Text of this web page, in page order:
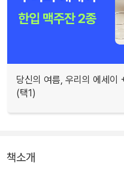
당신의 여름, 우리의 에세이
(택1)
책소개